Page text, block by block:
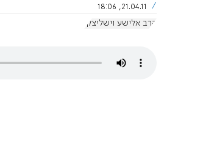
21.04.11, 18:06
הרב אלישע וישליצקי